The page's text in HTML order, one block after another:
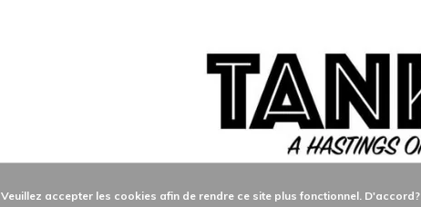
Veuillez accepter les cookies afin de rendre ce site plus fonctionnel. D'accord?